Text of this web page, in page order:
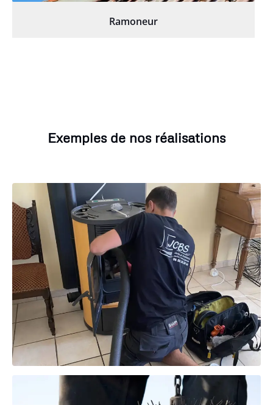
Ramoneur
Exemples de nos réalisations